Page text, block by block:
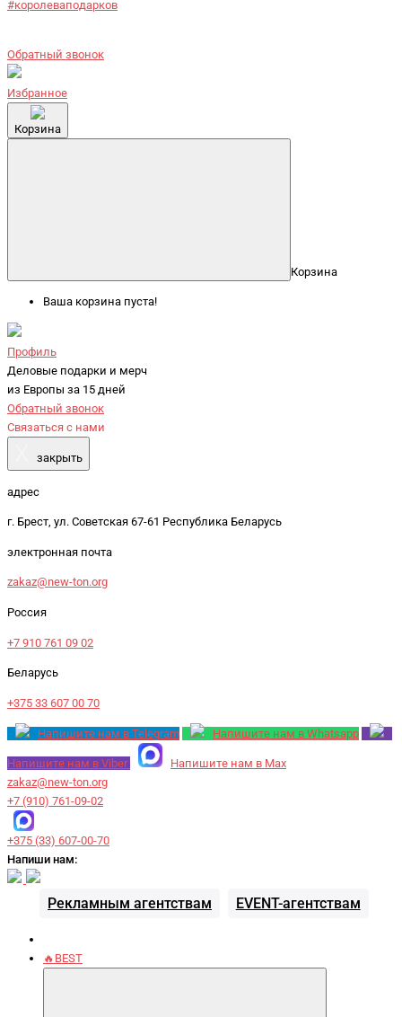
#королеваподарков
Обратный звонок
Избранное
Корзина
Корзина
Ваша корзина пуста!
Профиль
Деловые подарки и мерч
из Европы за 15 дней
Обратный звонок
Связаться с нами
закрыть
адрес
г. Брест, ул. Советская 67-61 Республика Беларусь
электронная почта
zakaz@new-ton.org
Россия
+7 910 761 09 02
Беларусь
+375 33 607 00 70
Напишите нам в Telegram Напишите нам в Whatsapp
Напишите нам в Viber
Напишите нам в Max
zakaz@new-ton.org
+7 (910) 761-09-02
+375 (33) 607-00-70
Напиши нам:
Рекламным агентствам EVENT-агентствам
🔥BEST